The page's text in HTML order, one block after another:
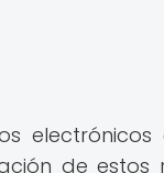
de estos